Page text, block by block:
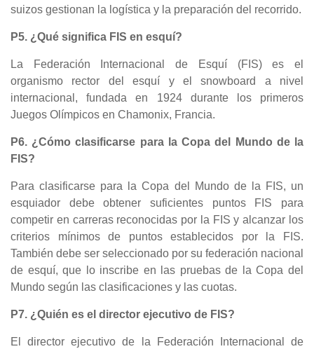
suizos gestionan la logística y la preparación del recorrido.
P5. ¿Qué significa FIS en esquí?
La Federación Internacional de Esquí (FIS) es el
organismo rector del esquí y el snowboard a nivel
internacional, fundada en 1924 durante los primeros
Juegos Olímpicos en Chamonix, Francia.
P6. ¿Cómo clasificarse para la Copa del Mundo de la
FIS?
Para clasificarse para la Copa del Mundo de la FIS, un
esquiador debe obtener suficientes puntos FIS para
competir en carreras reconocidas por la FIS y alcanzar los
criterios mínimos de puntos establecidos por la FIS.
También debe ser seleccionado por su federación nacional
de esquí, que lo inscribe en las pruebas de la Copa del
Mundo según las clasificaciones y las cuotas.
P7. ¿Quién es el director ejecutivo de FIS?
El director ejecutivo de la Federación Internacional de